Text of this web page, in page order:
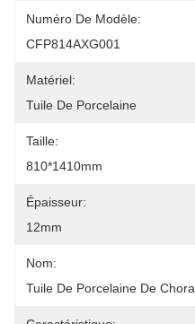
Numéro De Modèle:
CFP814AXG001
Matériel:
Tuile De Porcelaine
Taille:
810*1410mm
Épaisseur:
12mm
Nom:
Tuile De Porcelaine De Chora